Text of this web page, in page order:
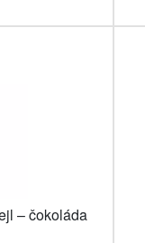
– čokoláda